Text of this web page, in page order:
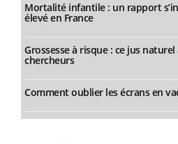
Mortalité infantile : un rapport
élevé en France
Grossesse à risque : ce jus
chercheurs
Comment oublier les écrans en